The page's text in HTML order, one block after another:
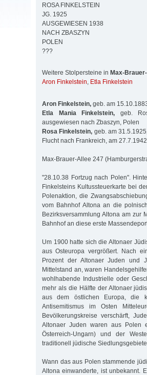
ROSA FINKELSTEIN
JG. 1925
AUSGEWIESEN 1938
NACH ZBASZYN
POLEN
???
Weitere Stolpersteine in Max-
Aron Finkelstein, Etla Finkelstein
Aron Finkelstein, geb. am
Etla Mania Finkelstein, geb.
ausgewiesen nach Zbaszyn, Polen
Rosa Finkelstein, geb. am
Flucht nach Frankreich, am
Max-Brauer-Allee 247
"28.10.38 Fortzug nach Polen".
Finkelsteins Kultussteuerkarte bei
Polenaktion, die
vom Bahnhof Altona an die
Bezirksversammlung Altona am zur
Bahnhof an diese erste
Um 1900 hatte sich die Altonaer
aus Osteuropa vergrößert. Nach
Prozent der Altonaer Juden und
Mittelstand an, waren
wohlhabende Industrielle oder
mehr als die Hälfte der Altonaer
aus dem östlichen Europa, die
Antisemitismus im Osten
Bevölkerungskreise verschärft,
Altonaer Juden waren aus Polen
Österreich-Ungarn) und der
traditionell jüdische Siedlungsgebiete.
Wann das aus Polen stammende
Altona einwanderte, ist unbekannt.